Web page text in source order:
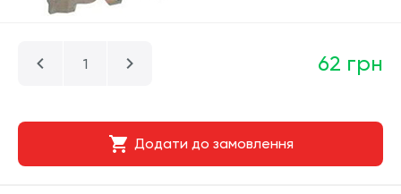
62 грн
Додати до замовлення